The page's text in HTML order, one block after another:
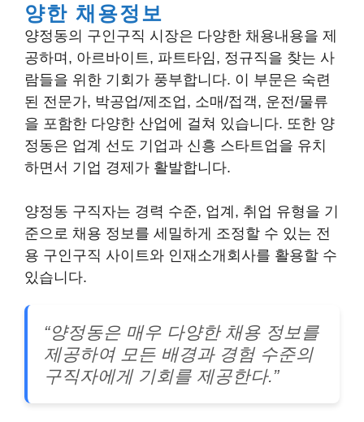
양한 채용정보
양정동의 구인구직 시장은 다양한 채용내용을 제
공하며, 아르바이트, 파트타임, 정규직을 찾는 사
람들을 위한 기회가 풍부합니다. 이 부문은 숙련
된 전문가, 박공업/제조업 , 소매/접객, 운전/물류
을 포함한 다양한 산업에
걸쳐 있습니다. 또한 양
정동은 업계 선도 기업과 신흥 스타트업을 유치
하면서 기업 경제가 활발합니다.
양정동 구직자는 경력 수준, 업계, 취업 유형을 기
준으로 채용 정보를 세밀하게 조정할 수 있는 전
용 구인구직 사이트와 인재소개회사를 활용할 수
있습니다.
“양정동은 매우 다양한 채용 정보를
제공하여 모든 배경과 경험 수준의
구직자에게 기회를 제공한다.”